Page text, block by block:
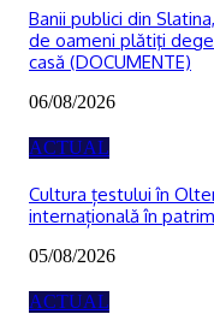
Banii publici din
de oameni plătiţi
casă (DOCUMENTE)
06/08/2026
ACTUAL
Cultura țestului în
internațională în
05/08/2026
ACTUAL